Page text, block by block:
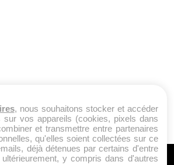
, nous souhaitons stocker et accéder
sur vos appareils (cookies, pixels dans
et transmettre entre partenaires
qu'elles soient collectées sur ce
déjà détenues par certains d'entre
y compris dans d'autres